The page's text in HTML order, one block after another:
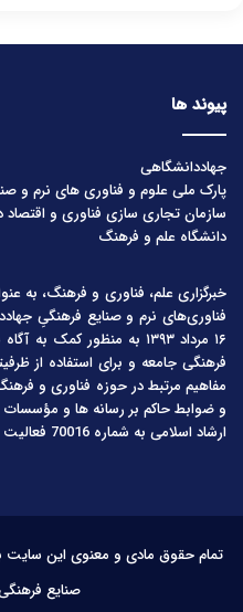
پیوند ها
جهاددانشگاهی
پارک ملی علوم و فناوری های نرم و
سازمان تجاری سازی فناوری و
دانشگاه علم و فرهنگ
خبرگزاری علم، فناوری و فرهنگ، به
فناوری‌های نرم و صنایع فرهنگیِ
۱۶ مرداد ۱۳۹۳ به منظور
فرهنگی جامعه و برای استفاده از
مفاهیم مرتبط در حوزه فناوری و
و ضوابط حاکم بر رسانه ها و
ارشاد اسلامی به شماره 70016 فعالیت خود را آغاز کرده است.
تمام حقوق مادی و معنوی این سایت
صنایع